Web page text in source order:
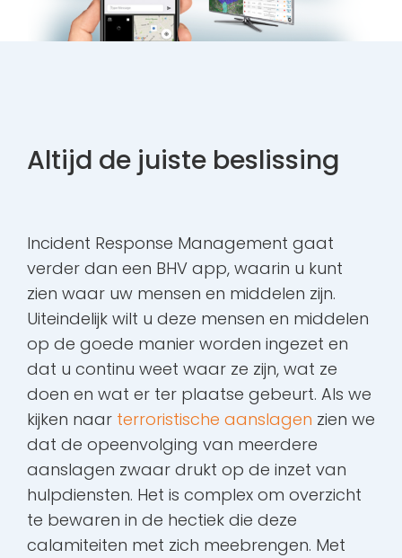
Altijd de juiste beslissing
Incident Response Management gaat
verder dan een BHV app, waarin u kunt
zien waar uw mensen en middelen zijn.
Uiteindelijk wilt u deze mensen en middelen
op de goede manier worden ingezet en
dat u continu weet waar ze zijn, wat ze
doen en wat er ter plaatse gebeurt. Als we
kijken naar terroristische aanslagen zien we
dat de opeenvolging van meerdere
aanslagen zwaar drukt op de inzet van
hulpdiensten. Het is complex om overzicht
te bewaren in de hectiek die deze
calamiteiten met zich meebrengen. Met